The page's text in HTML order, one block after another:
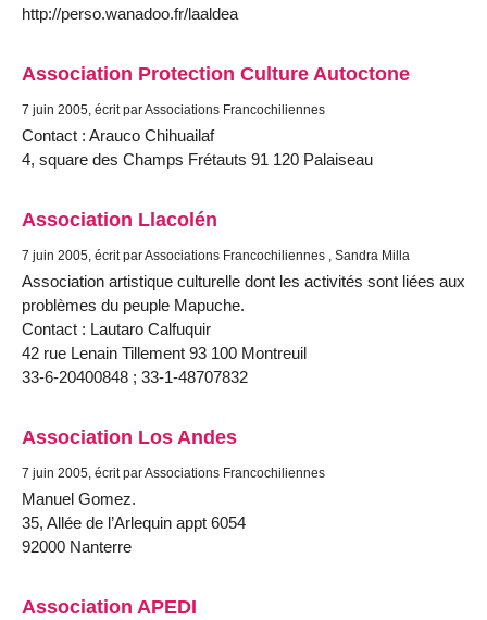
http://perso.wanadoo.fr/laaldea
Association Protection Culture Autoctone
7 juin 2005, écrit par Associations Francochiliennes
Contact : Arauco Chihuailaf
4, square des Champs Frétauts 91 120 Palaiseau
Association Llacolén
7 juin 2005, écrit par Associations Francochiliennes , Sandra Milla
Association artistique culturelle dont les activités sont liées aux
problèmes du peuple Mapuche.
Contact : Lautaro Calfuquir
42 rue Lenain Tillement 93 100 Montreuil
33-6-20400848 ; 33-1-48707832
Association Los Andes
7 juin 2005, écrit par Associations Francochiliennes
Manuel Gomez.
35, Allée de l’Arlequin appt 6054
92000 Nanterre
Association APEDI